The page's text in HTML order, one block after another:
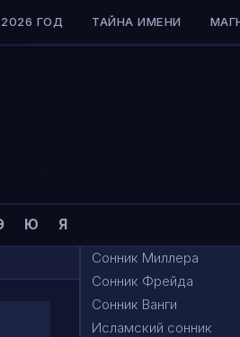
ГОД ТАЙНА ИМЕНИ
Ю Я
Сонник Миллера
Сонник Фрейда
Сонник Ванги
Исламский сонник